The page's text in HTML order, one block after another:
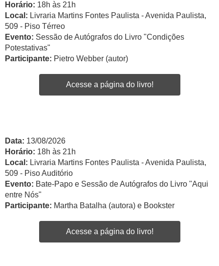
Horário: 18h às 21h
Local: Livraria Martins Fontes Paulista - Avenida Paulista,
509 - Piso Térreo
Evento: Sessão de Autógrafos do Livro "Condições
Potestativas"
Participante: Pietro Webber (autor)
Acesse a página do livro!
Data: 13/08/2026
Horário: 18h às 21h
Local: Livraria Martins Fontes Paulista - Avenida Paulista,
509 - Piso Auditório
Evento: Bate-Papo e Sessão de Autógrafos do Livro "Aqui
entre Nós"
Participante: Martha Batalha (autora) e Bookster
Acesse a página do livro!